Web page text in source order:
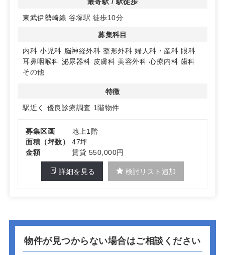
です。患者様の利便性を考慮した環境が整っています。
◆フレキシブルな看板設置
看板の設置が容易で、目立つデザインにすることが可能で
す。クリニックの存在を効果的にアピールし、集患力を高
めることができます。詳細はお問い合わせください。
東武伊勢崎線 谷塚駅 徒歩10分
募集科目
内科 小児科 脳神経外科 整形外科 婦人科・産科 眼科
耳鼻咽喉科 泌尿器科 皮膚科 美容外科 心療内科 歯科
その他
特徴
駅近く
優良診療調査 1階物件
募集区画
地上1階
面積（坪数）
47坪
金額
賃貸 550,000円
詳細を見る 検討リスト追加
物件が見つからない場合はご相談ください